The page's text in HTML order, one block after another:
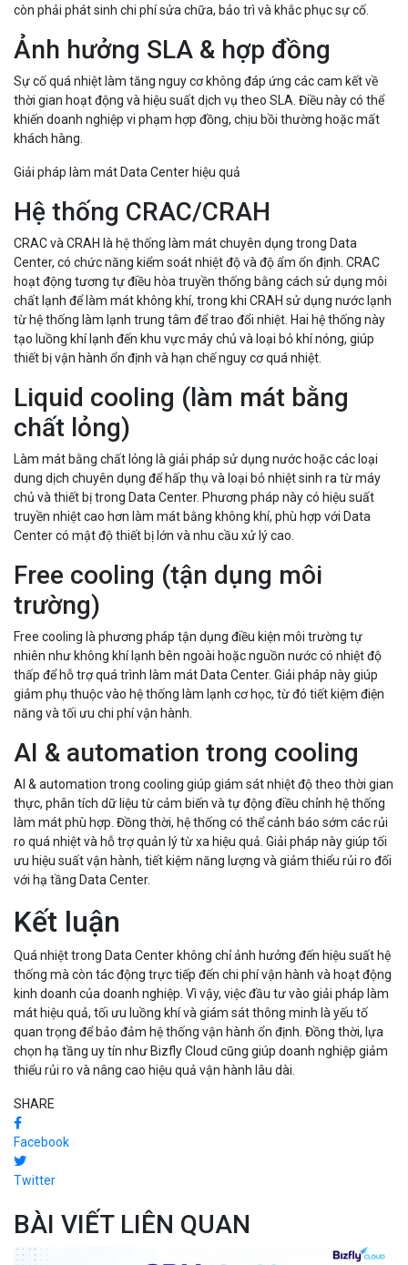
còn phải phát sinh chi phí sửa chữa, bảo trì và khắc phục sự cố.
Ảnh hưởng SLA & hợp đồng
Sự cố quá nhiệt làm tăng nguy cơ không đáp ứng các cam kết về
thời gian hoạt động và hiệu suất dịch vụ theo SLA. Điều này có thể
khiến doanh nghiệp vi phạm hợp đồng, chịu bồi thường hoặc mất
khách hàng.
Giải pháp làm mát Data Center hiệu quả
Hệ thống CRAC/CRAH
CRAC và CRAH là hệ thống làm mát chuyên dụng trong Data
Center, có chức năng kiểm soát nhiệt độ và độ ẩm ổn định. CRAC
hoạt động tương tự điều hòa truyền thống bằng cách sử dụng môi
chất lạnh để làm mát không khí, trong khi CRAH sử dụng nước lạnh
từ hệ thống làm lạnh trung tâm để trao đổi nhiệt. Hai hệ thống này
tạo luồng khí lạnh đến khu vực máy chủ và loại bỏ khí nóng, giúp
thiết bị vận hành ổn định và hạn chế nguy cơ quá nhiệt.
Liquid cooling (làm mát bằng
chất lỏng)
Làm mát bằng chất lỏng là giải pháp sử dụng nước hoặc các loại
dung dịch chuyên dụng để hấp thụ và loại bỏ nhiệt sinh ra từ máy
chủ và thiết bị trong Data Center. Phương pháp này có hiệu suất
truyền nhiệt cao hơn làm mát bằng không khí, phù hợp với Data
Center có mật độ thiết bị lớn và nhu cầu xử lý cao.
Free cooling (tận dụng môi
trường)
Free cooling là phương pháp tận dụng điều kiện môi trường tự
nhiên như không khí lạnh bên ngoài hoặc nguồn nước có nhiệt độ
thấp để hỗ trợ quá trình làm mát Data Center. Giải pháp này giúp
giảm phụ thuộc vào hệ thống làm lạnh cơ học, từ đó tiết kiệm điện
năng và tối ưu chi phí vận hành.
AI & automation trong cooling
AI & automation trong cooling giúp giám sát nhiệt độ theo thời gian
thực, phân tích dữ liệu từ cảm biến và tự động điều chỉnh hệ thống
làm mát phù hợp. Đồng thời, hệ thống có thể cảnh báo sớm các rủi
ro quá nhiệt và hỗ trợ quản lý từ xa hiệu quả. Giải pháp này giúp tối
ưu hiệu suất vận hành, tiết kiệm năng lượng và giảm thiểu rủi ro đối
với hạ tầng Data Center.
Kết luận
Quá nhiệt trong Data Center không chỉ ảnh hưởng đến hiệu suất hệ
thống mà còn tác động trực tiếp đến chi phí vận hành và hoạt động
kinh doanh của doanh nghiệp. Vì vậy, việc đầu tư vào giải pháp làm
mát hiệu quả, tối ưu luồng khí và giám sát thông minh là yếu tố
quan trọng để bảo đảm hệ thống vận hành ổn định. Đồng thời, lựa
chọn hạ tầng uy tín như Bizfly Cloud cũng giúp doanh nghiệp giảm
thiểu rủi ro và nâng cao hiệu quả vận hành lâu dài.
SHARE
Facebook
Twitter
BÀI VIẾT LIÊN QUAN